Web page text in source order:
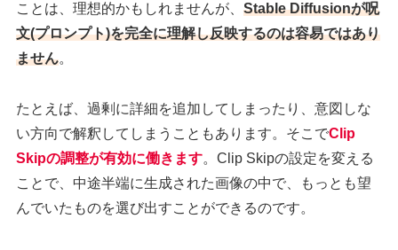
ことは、理想的かもしれませんが、Stable Diffusionが呪
文(プロンプト)を完全に理解し反映するのは容易ではあり
ません。
たとえば、過剰に詳細を追加してしまったり、意図しな
い方向で解釈してしまうこともあります。そこでClip
Skipの調整が有効に働きます。Clip Skipの設定を変える
ことで、中途半端に生成された画像の中で、もっとも望
んでいたものを選び出すことができるのです。